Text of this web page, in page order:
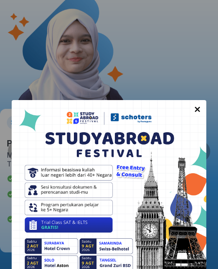
Pratiwi
Massachusetts Institute of
Technology
Awardee Beasiswa LPDP
Berpengalaman mengajar 2+
tahun
Rata-rata kepuasan student:
5.0/5.0
×